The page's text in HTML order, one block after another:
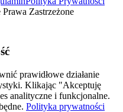
Zastrzeżone
prawidłowe działanie
Klikając "Akceptuję
analityczne i funkcjonalne.
Polityka prywatności